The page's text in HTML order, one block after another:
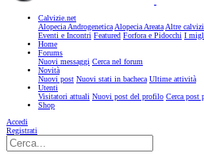
Calvizie.net
Alopecia AndrogeneticaAlopecia AreataAltre
Eventi e Incontri Featured Forfora e Pidocchi I
Home
Forums
Nuovi messaggi Cerca nel forum
Novità
Nuovi post Nuovi stati in bacheca Ultime attività
Utenti
Visitatori attuali Nuovi post del profilo Cerca post
Shop
Accedi
Registrati